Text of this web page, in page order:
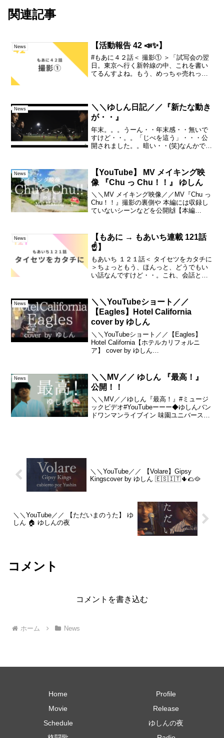
関連記事
News 【活動報告 42 📣✨】
#もあに４２話＜ 撮影① ＞「試写会の翌
日。東京へ行く新幹線の中、これを書い
てるんすよね。もう、めっちゃ売れっ子
て・・。つまりは、20...
News
＼＼ゆしん日記／／『新たな動き
が・・』
年末。。。うーん・・年末感・・無いで
すけど・・。。「じべを這う」・・・公
開されました。。暗い・・(笑)なんかで
ジするというか。。残しておけるの
も、、この週３youtub...
News
【YouTube】 MV メイキング映
像 『Chu っ Chu！！』 ゆしん
＼＼MV メイキング映像／／MV『Chu っ
Chu！！』撮影の裏側や 本編には収録し
ていないシーンなどを公開🙌【本編
#MV#Making2024....
News
【もあに → もあいち連載 121話
☝️】
もあいち １２１話＜ タイセツをカタチに
＞ちょっともう、ほんっと、どうでもい
い話なんですけど・・。これ、会話とし
ういう空気になると思うので・・。で
も、リアクションして...
News
＼＼YouTubeショート／／
【Eagles】Hotel California
cover by ゆしん
＼＼YouTubeショート／／【Eagles】
Hotel California【ホテルカリフォルニ
ア】 cover by ゆしん
News
＼＼MV／／ ゆしん 『最高！』
公開！！
＼＼MV／／ゆしん『最高！』#ミュージ
ックビデオ#YouTubeーーー◆ゆしんバン
ドワンマンライブイン 味園ユニバース〜
＼＼YouTube／／ 【Volare】Gipsy
Kingscover by ゆしん 🇪🇸🇮🇹🌵🌮🥘
＼＼YouTube／／ 【ただいまのうた】 ゆ
しん 🏠 ゆしんの夜
コメント
コメントを書き込む
ホーム News
Home
Profile
Movie
Release
Schedule
ゆしんの夜